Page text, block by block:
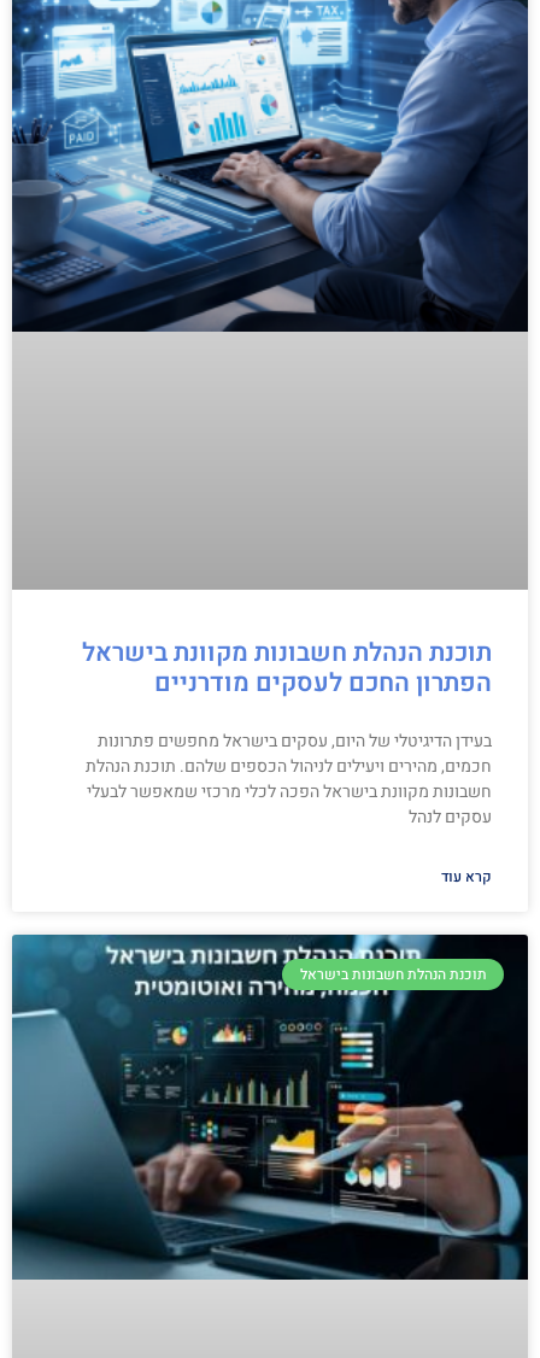
תוכנת הנהלת חשבונות מקוונת בישראל
הפתרון החכם לעסקים מודרניים
בעידן הדיגיטלי של היום, עסקים בישראל מחפשים פתרונות
חכמים, מהירים ויעילים לניהול הכספים שלהם. תוכנת הנהלת
חשבונות מקוונת בישראל הפכה לכלי מרכזי שמאפשר לבעלי
עסקים לנהל
קרא עוד
תוכנת הנהלת חשבונות בישראל